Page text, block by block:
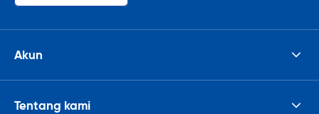
Akun
Tentang kami